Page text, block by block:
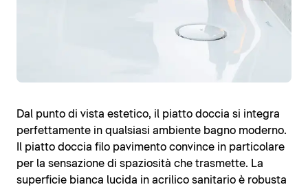
Dal punto di vista estetico, il piatto doccia si integra
perfettamente in qualsiasi ambiente bagno moderno.
Il piatto doccia filo pavimento convince in particolare
per la sensazione di spaziosità che trasmette. La
superficie bianca lucida in acrilico sanitario è robusta